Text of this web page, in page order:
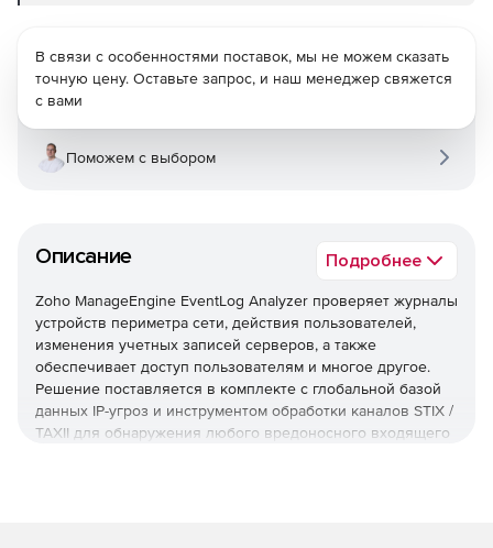
Описание Подробнее
Zoho ManageEngine EventLog Analyzer проверяет журналы
устройств периметра сети, действия пользователей,
изменения учетных записей серверов, а также
обеспечивает доступ пользователям и многое другое.
Решение поставляется в комплекте с глобальной базой
данных IP-угроз и инструментом обработки каналов STIX /
TAXII для обнаружения любого вредоносного входящего
В связи с особенностями поставок, мы не можем сказать
точную цену. Оставьте запрос, и наш менеджер свяжется
с вами
Поможем с выбором